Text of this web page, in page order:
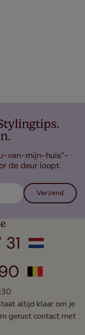
van-mijn-huis”-
de deur loopt.
Verzend
altijd klaar om je
gerust contact met